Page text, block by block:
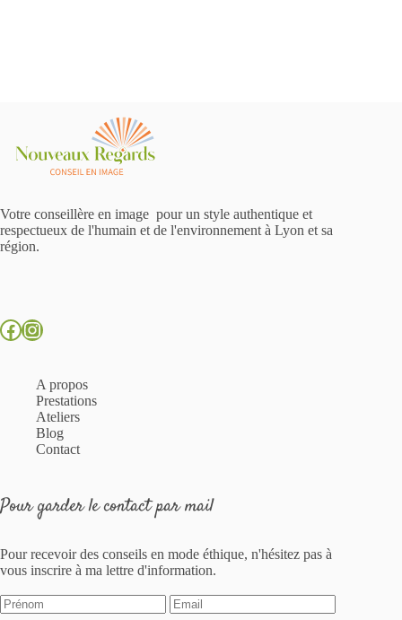
Votre conseillère en image pour un style authentique et
respectueux de l'humain et de l'environnement à Lyon et sa
région.
Facebook
Instagram
A propos
Prestations
Ateliers
Blog
Contact
Pour garder le contact par mail
Pour recevoir des conseils en mode éthique, n'hésitez pas à
vous inscrire à ma lettre d'information.